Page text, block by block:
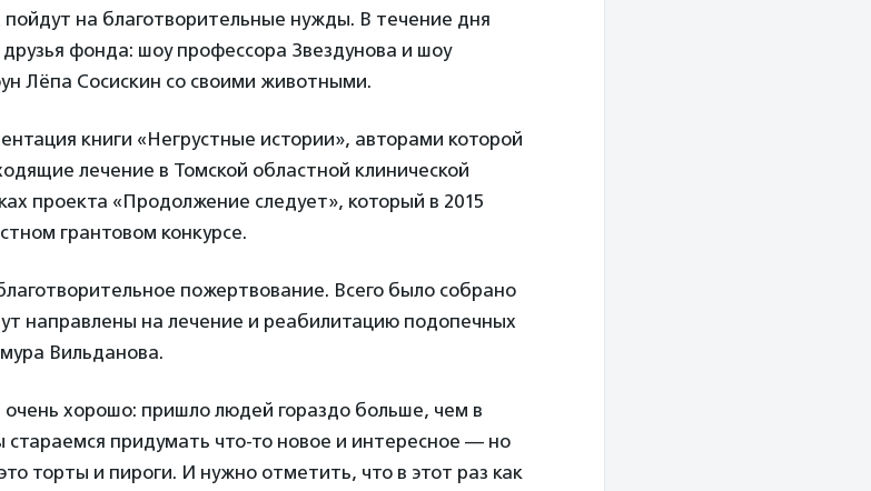
на благотворительные нужды. В течение дня
фонда: шоу профессора Звездунова и шоу
Лёпа Сосискин со своими животными.
книги «Негрустные истории», авторами которой
лечение в Томской областной клинической
проекта «Продолжение следует», который в 2015
грантовом конкурсе.
пожертвование. Всего было собрано
направлены на лечение и реабилитацию подопечных
Вильданова.
очень хорошо: пришло людей гораздо больше, чем в
стараемся придумать что-то новое и интересное — но
торты и пироги. И нужно отметить, что в этот раз как